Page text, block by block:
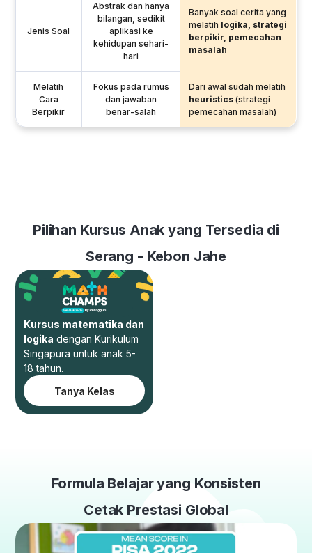
Jenis Soal
Abstrak dan hanya
bilangan, sedikit
aplikasi ke
kehidupan sehari-
hari
Banyak soal cerita yang
melatih logika, strategi
berpikir, pemecahan
masalah
Melatih
Cara
Berpikir
Fokus pada rumus
dan jawaban
benar-salah
Dari awal sudah melatih
heuristics (strategi
pemecahan masalah)
Pilihan Kursus Anak yang Tersedia di
Serang - Kebon Jahe
Kursus matematika dan
logika dengan Kurikulum
Singapura untuk anak 5-
18 tahun.
Tanya Kelas
Formula Belajar yang Konsisten
Cetak Prestasi Global